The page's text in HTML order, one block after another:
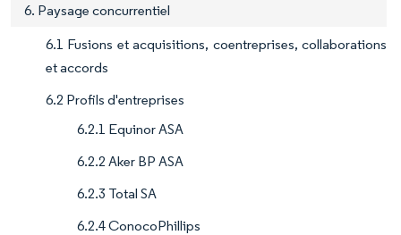
6. Paysage concurrentiel
6.1 Fusions et acquisitions, coentreprises, collaborations
et accords
6.2 Profils d'entreprises
6.2.1 Equinor ASA
6.2.2 Aker BP ASA
6.2.3 Total SA
6.2.4 ConocoPhillips